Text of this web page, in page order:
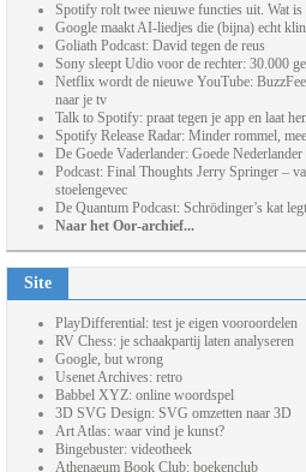
Spotify rolt twee nieuwe functies uit. Wat is
Google maakt AI-liedjes die (bijna) echt
Goliath Podcast: David tegen de reus
Sony sleept Udio voor de rechter: 30.000
Netflix wordt de nieuwe YouTube:
naar je tv
Talk to Spotify: praat tegen je app en laat
Spotify Release Radar: Minder rommel,
De Goede Vaderlander: Goede
Podcast: Final Thoughts Jerry Springer –
stoelengevec
De Quantum Podcast: Schrödinger’s kat
Naar het Oor-archief...
Site
PlayDifferential: test je eigen vooroordelen
RV Chess: je schaakpartij laten analyseren
Google, but wrong
Usenet Archives: retro
Babbel XYZ: online woordspel
3D SVG Design: SVG omzetten naar 3D
Art Atlas: waar vind je kunst?
Bingebuster: videotheek
Athenaeum Book Club: boekenclub